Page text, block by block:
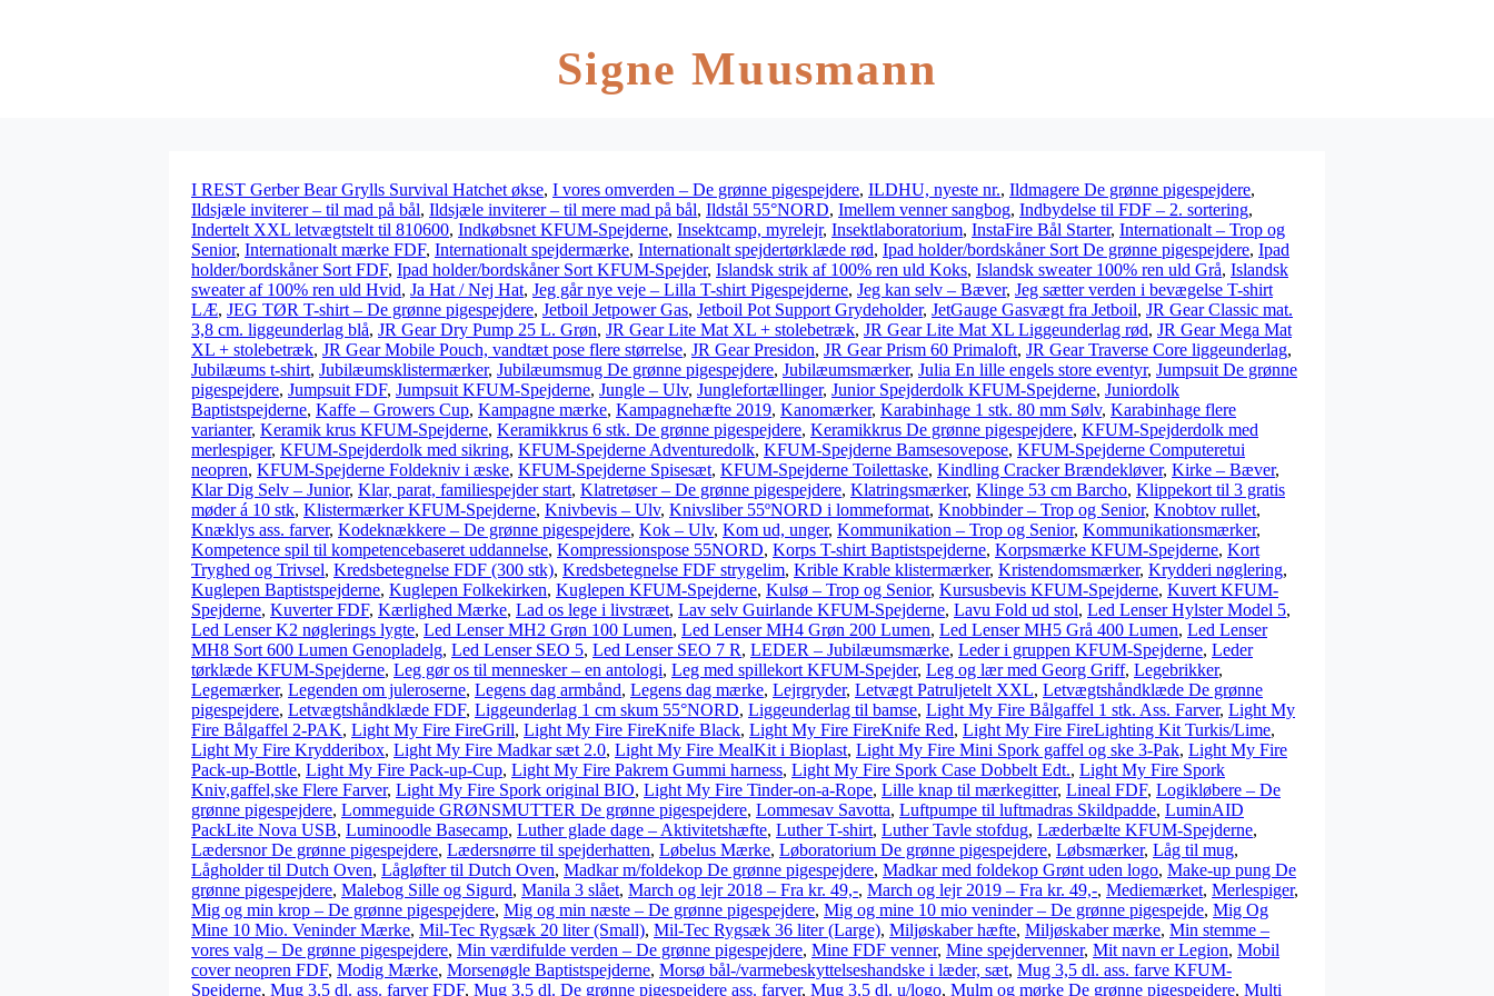
Signe Muusmann
I REST Gerber Bear Grylls Survival Hatchet økse, I vores omverden – De grønne pigespejdere, ILDHU, nyeste nr., Ildmagere De grønne pigespejdere,
Ildsjæle inviterer – til mad på bål, Ildsjæle inviterer – til mere mad på bål, Ildstål 55°NORD, Imellem venner sangbog, Indbydelse til FDF – 2. sortering,
Indertelt XXL letvægtstelt til 810600, Indkøbsnet KFUM-Spejderne, Insektcamp, myrelejr, Insektlaboratorium, InstaFire Bål Starter, Internationalt – Trop og
Senior, Internationalt mærke FDF, Internationalt spejdermærke, Internationalt spejdertørklæde rød, Ipad holder/bordskåner Sort De grønne pigespejdere, Ipad
holder/bordskåner Sort FDF, Ipad holder/bordskåner Sort KFUM-Spejder, Islandsk strik af 100% ren uld Koks, Islandsk sweater 100% ren uld Grå, Islandsk
sweater af 100% ren uld Hvid, Ja Hat / Nej Hat, Jeg går nye veje – Lilla T-shirt Pigespejderne, Jeg kan selv – Bæver, Jeg sætter verden i bevægelse T-shirt
LÆ, JEG TØR T-shirt – De grønne pigespejdere, Jetboil Jetpower Gas, Jetboil Pot Support Grydeholder, JetGauge Gasvægt fra Jetboil, JR Gear Classic mat.
3,8 cm. liggeunderlag blå, JR Gear Dry Pump 25 L. Grøn, JR Gear Lite Mat XL + stolebetræk, JR Gear Lite Mat XL Liggeunderlag rød, JR Gear Mega Mat
XL + stolebetræk, JR Gear Mobile Pouch, vandtæt pose flere størrelse, JR Gear Presidon, JR Gear Prism 60 Primaloft, JR Gear Traverse Core liggeunderlag,
Jubilæums t-shirt, Jubilæumsklistermærker, Jubilæumsmug De grønne pigespejdere, Jubilæumsmærker, Julia En lille engels store eventyr, Jumpsuit De grønne
pigespejdere, Jumpsuit FDF, Jumpsuit KFUM-Spejderne, Jungle – Ulv, Junglefortællinger, Junior Spejderdolk KFUM-Spejderne, Juniordolk
Baptistspejderne, Kaffe – Growers Cup, Kampagne mærke, Kampagnehæfte 2019, Kanomærker, Karabinhage 1 stk. 80 mm Sølv, Karabinhage flere
varianter, Keramik krus KFUM-Spejderne, Keramikkrus 6 stk. De grønne pigespejdere, Keramikkrus De grønne pigespejdere, KFUM-Spejderdolk med
merlespiger, KFUM-Spejderdolk med sikring, KFUM-Spejderne Adventuredolk, KFUM-Spejderne Bamsesovepose, KFUM-Spejderne Computeretui
neopren, KFUM-Spejderne Foldekniv i æske, KFUM-Spejderne Spisesæt, KFUM-Spejderne Toilettaske, Kindling Cracker Brændekløver, Kirke – Bæver,
Klar Dig Selv – Junior, Klar, parat, familiespejder start, Klatretøser – De grønne pigespejdere, Klatringsmærker, Klinge 53 cm Barcho, Klippekort til 3 gratis
møder á 10 stk, Klistermærker KFUM-Spejderne, Knivbevis – Ulv, Knivsliber 55ºNORD i lommeformat, Knobbinder – Trop og Senior, Knobtov rullet,
Knæklys ass. farver, Kodeknækkere – De grønne pigespejdere, Kok – Ulv, Kom ud, unger, Kommunikation – Trop og Senior, Kommunikationsmærker,
Kompetence spil til kompetencebaseret uddannelse, Kompressionspose 55NORD, Korps T-shirt Baptistspejderne, Korpsmærke KFUM-Spejderne, Kort
Tryghed og Trivsel, Kredsbetegnelse FDF (300 stk), Kredsbetegnelse FDF strygelim, Krible Krable klistermærker, Kristendomsmærker, Krydderi nøglering,
Kuglepen Baptistspejderne, Kuglepen Folkekirken, Kuglepen KFUM-Spejderne, Kulsø – Trop og Senior, Kursusbevis KFUM-Spejderne, Kuvert KFUM-
Spejderne, Kuverter FDF, Kærlighed Mærke, Lad os lege i livstræet, Lav selv Guirlande KFUM-Spejderne, Lavu Fold ud stol, Led Lenser Hylster Model 5,
Led Lenser K2 nøglerings lygte, Led Lenser MH2 Grøn 100 Lumen, Led Lenser MH4 Grøn 200 Lumen, Led Lenser MH5 Grå 400 Lumen, Led Lenser
MH8 Sort 600 Lumen Genopladelg, Led Lenser SEO 5, Led Lenser SEO 7 R, LEDER – Jubilæumsmærke, Leder i gruppen KFUM-Spejderne, Leder
tørklæde KFUM-Spejderne, Leg gør os til mennesker – en antologi, Leg med spillekort KFUM-Spejder, Leg og lær med Georg Griff, Legebrikker,
Legemærker, Legenden om juleroserne, Legens dag armbånd, Legens dag mærke, Lejrgryder, Letvægt Patruljetelt XXL, Letvægtshåndklæde De grønne
pigespejdere, Letvægtshåndklæde FDF, Liggeunderlag 1 cm skum 55°NORD, Liggeunderlag til bamse, Light My Fire Bålgaffel 1 stk. Ass. Farver, Light My
Fire Bålgaffel 2-PAK, Light My Fire FireGrill, Light My Fire FireKnife Black, Light My Fire FireKnife Red, Light My Fire FireLighting Kit Turkis/Lime,
Light My Fire Krydderibox, Light My Fire Madkar sæt 2.0, Light My Fire MealKit i Bioplast, Light My Fire Mini Spork gaffel og ske 3-Pak, Light My Fire
Pack-up-Bottle, Light My Fire Pack-up-Cup, Light My Fire Pakrem Gummi harness, Light My Fire Spork Case Dobbelt Edt., Light My Fire Spork
Kniv,gaffel,ske Flere Farver, Light My Fire Spork original BIO, Light My Fire Tinder-on-a-Rope, Lille knap til mærkegitter, Lineal FDF, Logikløbere – De
grønne pigespejdere, Lommeguide GRØNSMUTTER De grønne pigespejdere, Lommesav Savotta, Luftpumpe til luftmadras Skildpadde, LuminAID
PackLite Nova USB, Luminoodle Basecamp, Luther glade dage – Aktivitetshæfte, Luther T-shirt, Luther Tavle stofdug, Læderbælte KFUM-Spejderne,
Lædersnor De grønne pigespejdere, Lædersnørre til spejderhatten, Løbelus Mærke, Løboratorium De grønne pigespejdere, Løbsmærker, Låg til mug,
Lågholder til Dutch Oven, Lågløfter til Dutch Oven, Madkar m/foldekop De grønne pigespejdere, Madkar med foldekop Grønt uden logo, Make-up pung De
grønne pigespejdere, Malebog Sille og Sigurd, Manila 3 slået, March og lejr 2018 – Fra kr. 49,-, March og lejr 2019 – Fra kr. 49,-, Mediemærket, Merlespiger,
Mig og min krop – De grønne pigespejdere, Mig og min næste – De grønne pigespejdere, Mig og mine 10 mio veninder – De grønne pigespejde, Mig Og
Mine 10 Mio. Veninder Mærke, Mil-Tec Rygsæk 20 liter (Small), Mil-Tec Rygsæk 36 liter (Large), Miljøskaber hæfte, Miljøskaber mærke, Min stemme –
vores valg – De grønne pigespejdere, Min værdifulde verden – De grønne pigespejdere, Mine FDF venner, Mine spejdervenner, Mit navn er Legion, Mobil
cover neopren FDF, Modig Mærke, Morsenøgle Baptistspejderne, Morsø bål-/varmebeskyttelseshandske i læder, sæt, Mug 3,5 dl. ass. farve KFUM-
Spejderne, Mug 3,5 dl. ass. farver FDF, Mug 3,5 dl. De grønne pigespejdere ass. farver, Mug 3,5 dl. u/logo, Mulm og mørke De grønne pigespejdere, Multi